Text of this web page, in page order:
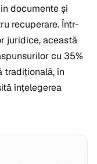
documente și
recuperare. Într-
juridice, această
cu 35%
tradițională, în
înțelegerea